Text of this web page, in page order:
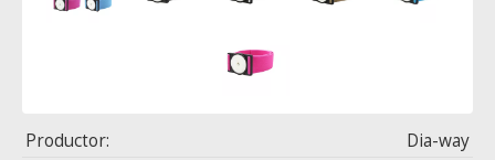
Productor:
Dia-way